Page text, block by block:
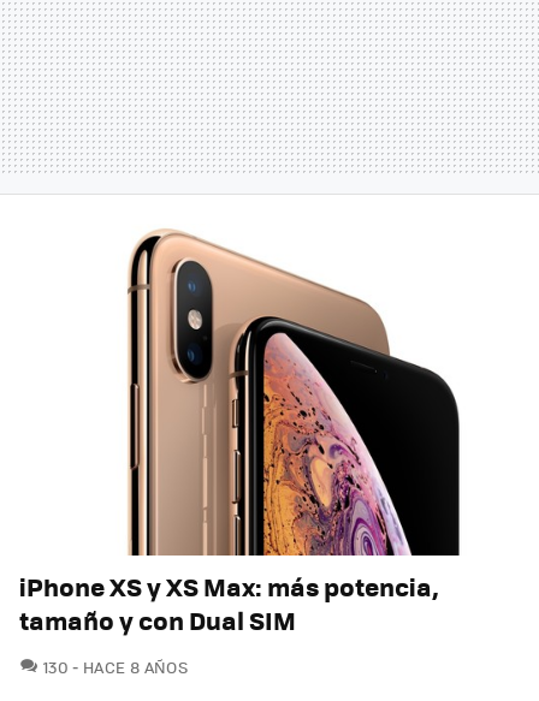
iPhone XS y XS Max: más potencia,
tamaño y con Dual SIM
130 COMENTARIOS
HACE 8 AÑOS